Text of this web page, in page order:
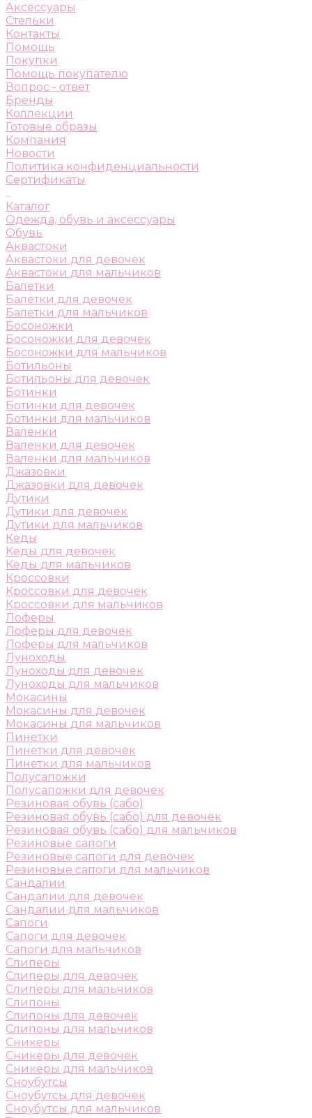
Аксессуары
Стельки
Контакты
Помощь
Покупки
Помощь покупателю
Вопрос - ответ
Бренды
Коллекции
Готовые образы
Компания
Новости
Политика конфиденциальности
Сертификаты
...
Каталог
Одежда, обувь и аксессуары
Обувь
Аквастоки
Аквастоки для девочек
Аквастоки для мальчиков
Балетки
Балетки для девочек
Балетки для мальчиков
Босоножки
Босоножки для девочек
Босоножки для мальчиков
Ботильоны
Ботильоны для девочек
Ботинки
Ботинки для девочек
Ботинки для мальчиков
Валенки
Валенки для девочек
Валенки для мальчиков
Джазовки
Джазовки для девочек
Дутики
Дутики для девочек
Дутики для мальчиков
Кеды
Кеды для девочек
Кеды для мальчиков
Кроссовки
Кроссовки для девочек
Кроссовки для мальчиков
Лоферы
Лоферы для девочек
Лоферы для мальчиков
Луноходы
Луноходы для девочек
Луноходы для мальчиков
Мокасины
Мокасины для девочек
Мокасины для мальчиков
Пинетки
Пинетки для девочек
Пинетки для мальчиков
Полусапожки
Полусапожки для девочек
Резиновая обувь (сабо)
Резиновая обувь (сабо) для девочек
Резиновая обувь (сабо) для мальчиков
Резиновые сапоги
Резиновые сапоги для девочек
Резиновые сапоги для мальчиков
Сандалии
Сандалии для девочек
Сандалии для мальчиков
Сапоги
Сапоги для девочек
Сапоги для мальчиков
Слиперы
Слиперы для девочек
Слиперы для мальчиков
Слипоны
Слипоны для девочек
Слипоны для мальчиков
Сникеры
Сникеры для девочек
Сникеры для мальчиков
Сноубутсы
Сноубутсы для девочек
Сноубутсы для мальчиков